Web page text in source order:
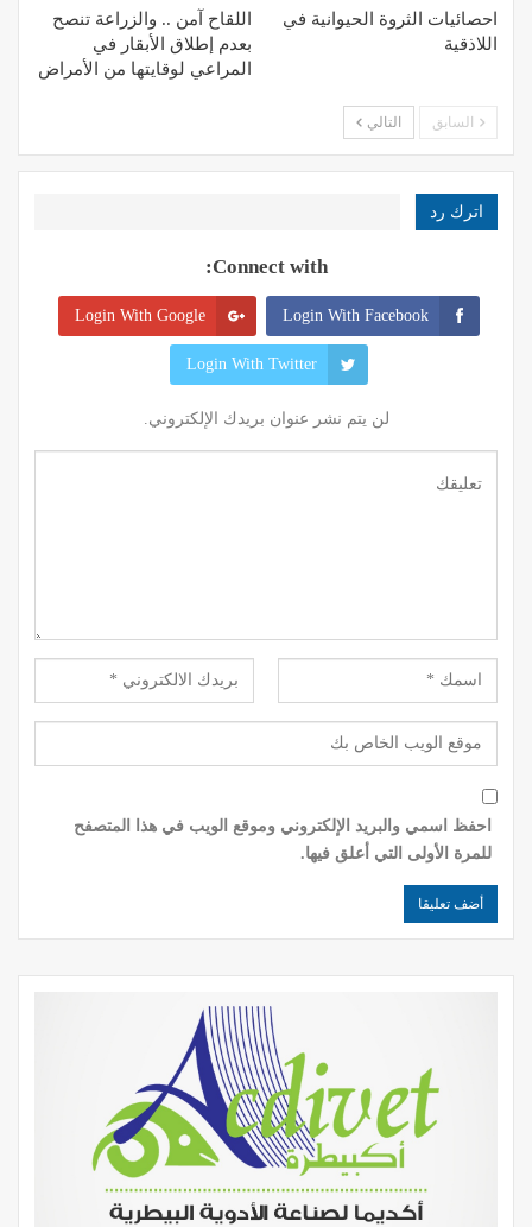
احصائيات الثروة الحيوانية في
اللاذقية
اللقاح آمن .. والزراعة تنصح
بعدم إطلاق الأبقار في
المراعي لوقايتها من الأمراض
السابق التالي
اترك رد
Connect with:
Login With Facebook
Login With Google
Login With Twitter
لن يتم نشر عنوان بريدك الإلكتروني.
احفظ اسمي والبريد الإلكتروني وموقع الويب في هذا المتصفح
للمرة الأولى التي أعلق فيها.